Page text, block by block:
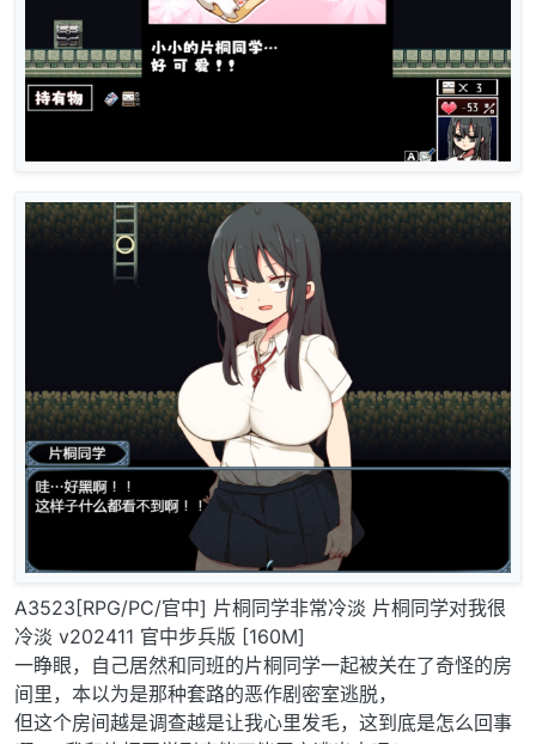
A3523[RPG/PC/官中] 片桐同学非常冷淡 片桐同学对我很
冷淡 v202411 官中步兵版 [160M]
一睁眼，自己居然和同班的片桐同学一起被关在了奇怪的房
间里，本以为是那种套路的恶作剧密室逃脱，
但这个房间越是调查越是让我心里发毛，这到底是怎么回事